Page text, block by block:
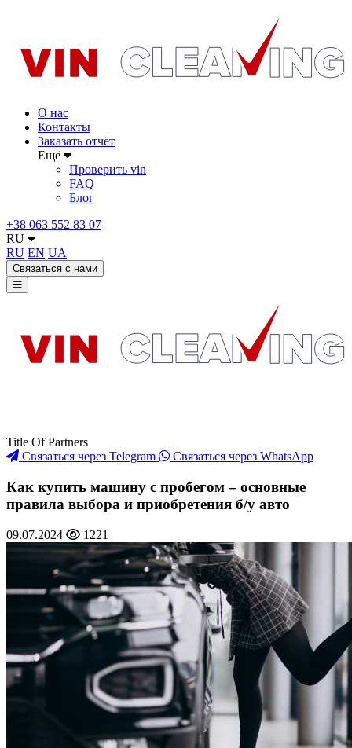
О нас
Контакты
Заказать отчёт
Ещё
Проверить vin
FAQ
Блог
+38 063 552 83 07
RU
RU EN UA
Связаться с нами
Title Of Partners
Связаться через Telegram
Связаться через WhatsApp
Как купить машину с пробегом – основные
правила выбора и приобретения б/у авто
09.07.2024 1221